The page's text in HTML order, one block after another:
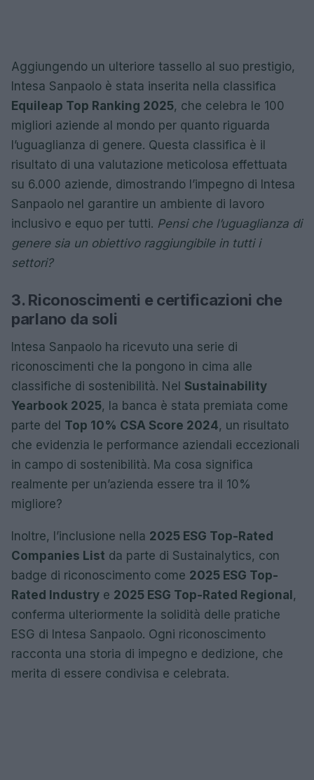
Aggiungendo un ulteriore tassello al suo prestigio,
Intesa Sanpaolo è stata inserita nella classifica
Equileap Top Ranking 2025, che celebra le 100
migliori aziende al mondo per quanto riguarda
l’uguaglianza di genere. Questa classifica è il
risultato di una valutazione meticolosa effettuata
su 6.000 aziende, dimostrando l’impegno di Intesa
Sanpaolo nel garantire un ambiente di lavoro
inclusivo e equo per tutti. Pensi che l’uguaglianza di
genere sia un obiettivo raggiungibile in tutti i
settori?
3. Riconoscimenti e certificazioni che
parlano da soli
Intesa Sanpaolo ha ricevuto una serie di
riconoscimenti che la pongono in cima alle
classifiche di sostenibilità. Nel Sustainability
Yearbook 2025, la banca è stata premiata come
parte del Top 10% CSA Score 2024, un risultato
che evidenzia le performance aziendali eccezionali
in campo di sostenibilità. Ma cosa significa
realmente per un’azienda essere tra il 10%
migliore?
Inoltre, l’inclusione nella 2025 ESG Top-Rated
Companies List da parte di Sustainalytics, con
badge di riconoscimento come 2025 ESG Top-
Rated Industry e 2025 ESG Top-Rated Regional,
conferma ulteriormente la solidità delle pratiche
ESG di Intesa Sanpaolo. Ogni riconoscimento
racconta una storia di impegno e dedizione, che
merita di essere condivisa e celebrata.